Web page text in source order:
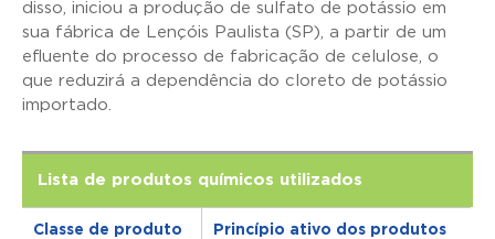
disso, iniciou a produção de sulfato de potássio em
sua fábrica de Lençóis Paulista (SP), a partir de um
efluente do processo de fabricação de celulose, o
que reduzirá a dependência do cloreto de potássio
importado.
Lista de produtos químicos utilizados
Classe de produto Princípio ativo dos produtos